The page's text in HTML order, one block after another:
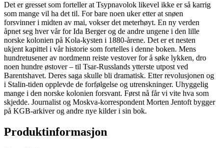
Det er gresset som forteller at Tsypnavolok likevel ikke er så karrig
som mange vil ha det til. For bare noen uker etter at snøen
forsvinner i midten av mai, vokser det meterhøyt. En ny verden
åpnet seg hver vår for Ida Berger og de andre ungene i den lille
norske kolonien på Kola-kysten i 1880-årene. Det er et nesten
ukjent kapittel i vår historie som fortelles i denne boken. Mens
hundretusener av nordmenn reiste vestover for å søke lykken, dro
noen hundre østover – til Tsar-Russlands ytterste utpost ved
Barentshavet. Deres saga skulle bli dramatisk. Etter revolusjonen og
i Stalin-tiden opplevde de forfølgelse og utrenskninger. Uhyggelig
mange i den norske kolonien forsvant. Først nå får vi vite hva som
skjedde. Journalist og Moskva-korrespondent Morten Jentoft bygger
på KGB-arkiver og andre nye kilder i sin bok.
Produktinformasjon